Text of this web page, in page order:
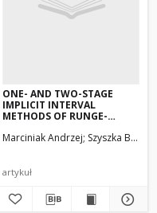
ONE- AND TWO-STAGE
IMPLICIT INTERVAL
METHODS OF RUNGE-
Marciniak Andrzej Szyszka Barbara
artykuł